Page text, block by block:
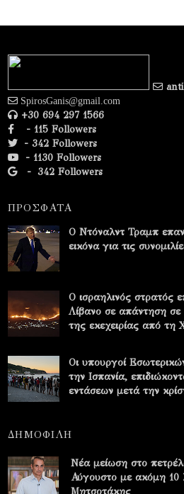
SpirosGanis@gmail.com
+30 694 297 1566
- 115 Followers
- 342 Followers
- 1130 Followers
- 342 Followers
ΠΡΟΣΦΑΤΑ
Ο Ντόναλντ Τραμπ
εικόνα για τις
Ο ισραηλινός στρατός
Λίβανο σε απάντηση
της εκεχειρίας από τη
Οι υπουργοί
την Ισπανία,
εντάσεων μετά την
ΔΗΜΟΦΙΛΗ
Νέα μείωση στο
Αύγουστο με ακόμη 10
Μητσοτάκης